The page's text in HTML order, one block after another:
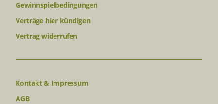
Gewinnspielbedingungen
Verträge hier kündigen
Vertrag widerrufen
Kontakt & Impressum
AGB